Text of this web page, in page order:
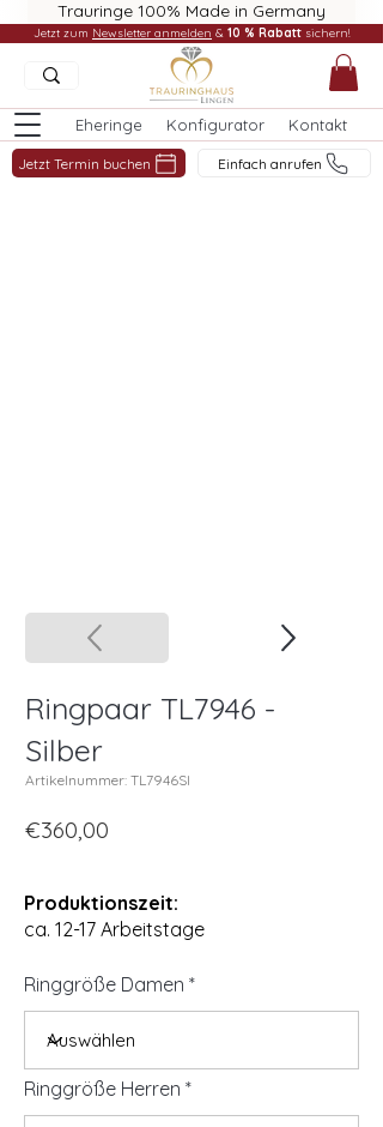
Trauringe 100% Made in Germany
Eheringe Konfigurator Kontakt
Jetzt Termin buchen Einfach anrufen
Jetzt zum Newsletter anmelden & 10 % Rabatt sichern!
Ringpaar TL7946 -
Silber
Artikelnummer: TL7946SI
€360,00
Produktionszeit:
ca. 12-17 Arbeitstage
Ringgröße Damen
Ringgröße Herren